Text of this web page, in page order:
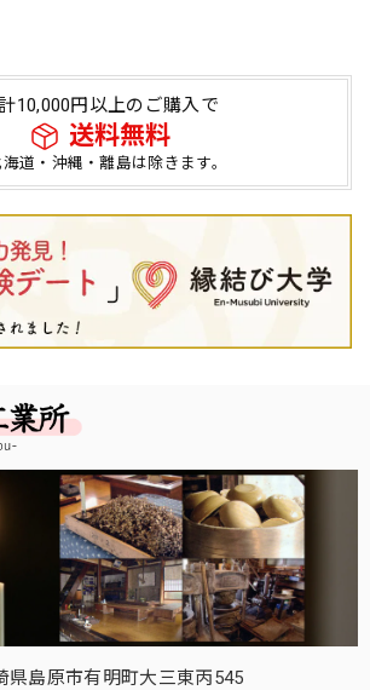
10,000円以上のご購入で
送料無料
道・沖縄・離島は除きます。
県島原市有明町大三東丙545